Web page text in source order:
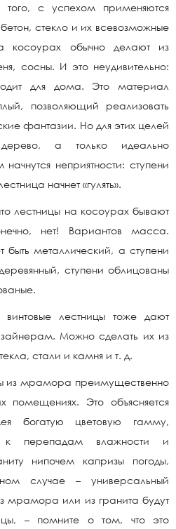
с успехом применяются
стекло и их всевозможные
косоурах обычно делают из
сосны. И это неудивительно:
для дома. Это материал
позволяющий реализовать
фантазии. Но для этих целей
а только идеально
неприятности: ступени
начнет «гулять».
лестницы на косоурах бывают
нет! Вариантов масса.
металлический, а ступени
ступени облицованы
лестницы тоже дают
Можно сделать их из
стали и камня и т. д.
из мрамора преимущественно
помещениях. Это объясняется
богатую цветовую гамму,
к перепадам влажности и
нипочем капризы погоды,
случае – универсальный
мрамора или из гранита будут
– помните о том, что это